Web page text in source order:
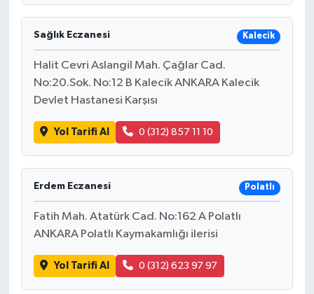
Sağlık Eczanesi Kalecik
Halit Cevri Aslangil Mah. Çağlar Cad.
No:20.Sok. No:12 B Kalecik ANKARA Kalecik
Devlet Hastanesi Karşısı
Yol Tarifi Al 0 (312) 857 11 10
Erdem Eczanesi Polatlı
Fatih Mah. Atatürk Cad. No:162 A Polatlı
ANKARA Polatlı Kaymakamlığı ilerisi
Yol Tarifi Al 0 (312) 623 97 97